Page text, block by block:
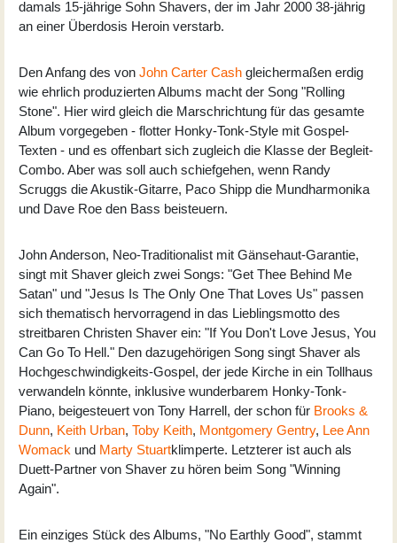
damals 15-jährige Sohn Shavers, der im Jahr 2000 38-jährig
an einer Überdosis Heroin verstarb.
Den Anfang des von John Carter Cash gleichermaßen erdig
wie ehrlich produzierten Albums macht der Song "Rolling
Stone". Hier wird gleich die Marschrichtung für das gesamte
Album vorgegeben - flotter Honky-Tonk-Style mit Gospel-
Texten - und es offenbart sich zugleich die Klasse der Begleit-
Combo. Aber was soll auch schiefgehen, wenn Randy
Scruggs die Akustik-Gitarre, Paco Shipp die Mundharmonika
und Dave Roe den Bass beisteuern.
John Anderson, Neo-Traditionalist mit Gänsehaut-Garantie,
singt mit Shaver gleich zwei Songs: "Get Thee Behind Me
Satan" und "Jesus Is The Only One That Loves Us" passen
sich thematisch hervorragend in das Lieblingsmotto des
streitbaren Christen Shaver ein: "If You Don't Love Jesus, You
Can Go To Hell." Den dazugehörigen Song singt Shaver als
Hochgeschwindigkeits-Gospel, der jede Kirche in ein Tollhaus
verwandeln könnte, inklusive wunderbarem Honky-Tonk-
Piano, beigesteuert von Tony Harrell, der schon für Brooks &
Dunn, Keith Urban, Toby Keith, Montgomery Gentry, Lee Ann
Womack und Marty Stuartklimperte. Letzterer ist auch als
Duett-Partner von Shaver zu hören beim Song "Winning
Again".
Ein einziges Stück des Albums, "No Earthly Good", stammt